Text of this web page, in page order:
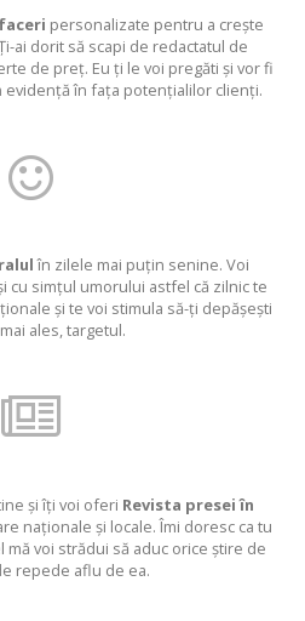
personalizate pentru a crește
ai dorit să scapi de redactatul de
de preț. Eu ți le voi pregăti și vor fi
evidență în fața potențialilor clienți.
în zilele mai puțin senine. Voi
cu simțul umorului astfel că zilnic te
și te voi stimula să-ți depășești
ales, targetul.
și îți voi oferi Revista presei în
naționale și locale. Îmi doresc ca tu
voi strădui să aduc orice știre de
repede aflu de ea.